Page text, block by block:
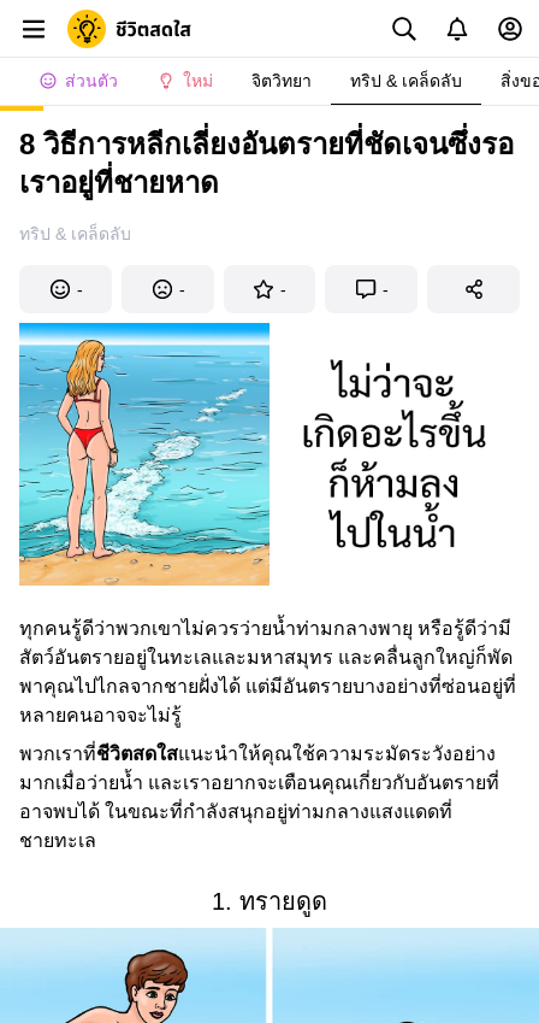
ส่วนตัว ใหม่ จิตวิทยา ทริป & เคล็ดลับ สิ่งข
8 วิธีการหลีกเลี่ยงอันตรายที่ชัดเจนซึ่งรอ
เราอยู่ที่ชายหาด
ทริป & เคล็ดลับ
- - - -
ทุกคนรู้ดีว่าพวกเขาไม่ควรว่ายน้ำท่ามกลางพายุ หรือรู้ดีว่ามี
สัตว์อันตรายอยู่ในทะเลและมหาสมุทร และคลื่นลูกใหญ่ก็พัด
พาคุณไปไกลจากชายฝั่งได้ แต่มีอันตรายบางอย่างที่ซ่อนอยู่ที่
หลายคนอาจจะไม่รู้
พวกเราที่ชีวิตสดใสแนะนำให้คุณใช้ความระมัดระวังอย่าง
มากเมื่อว่ายน้ำ และเราอยากจะเตือนคุณเกี่ยวกับอันตรายที่
อาจพบได้ ในขณะที่กำลังสนุกอยู่ท่ามกลางแสงแดดที่
ชายทะเล
1. ทรายดูด